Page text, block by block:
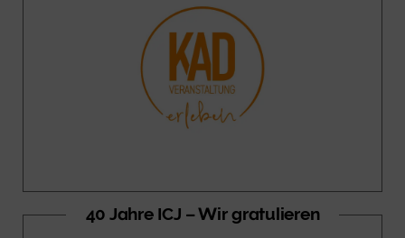
40 Jahre ICJ – Wir gratulieren